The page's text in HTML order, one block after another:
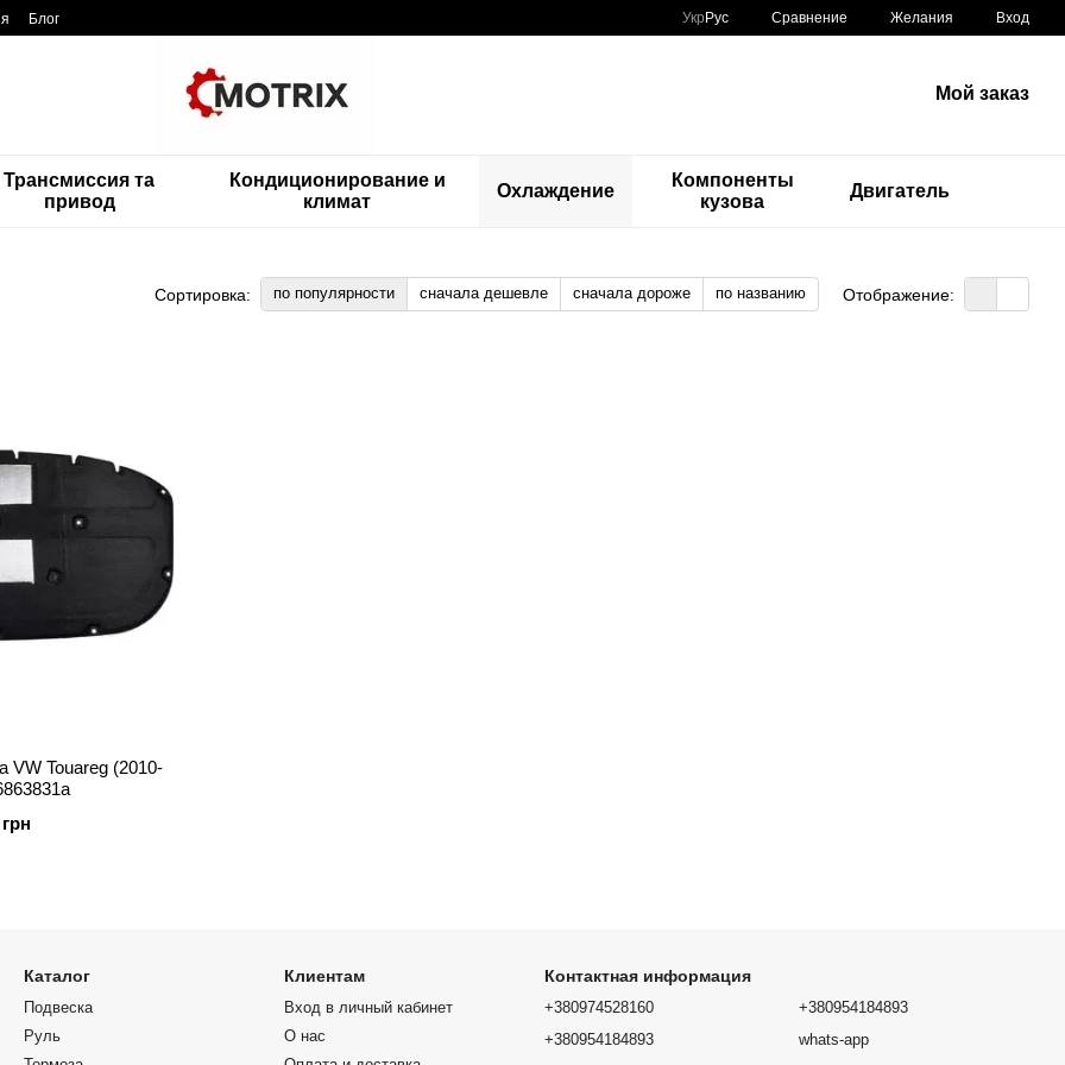
Блог Укр Рус Сравнение Желания Вход
Мой заказ
Трансмиссия та
привод
Кондиционирование и
климат
Охлаждение
Компоненты
кузова
Двигатель
Сортировка: по популярности сначала дешевле сначала дороже по названию Отображение:
VW Touareg (2010-
Каталог
Подвеска
Руль
Клиентам
Вход в личный кабинет
О нас
Контактная информация
+380974528160
+380954184893
+380954184893
whats-app